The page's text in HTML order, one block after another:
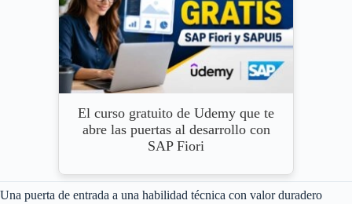
El curso gratuito de Udemy que te
abre las puertas al desarrollo con
SAP Fiori
Una puerta de entrada a una habilidad técnica con valor duradero